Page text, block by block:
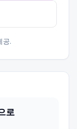
공.
로